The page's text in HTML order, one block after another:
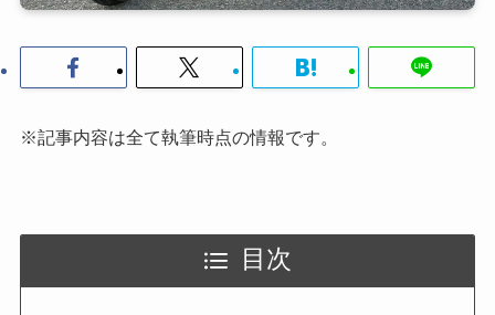
※記事内容は全て執筆時点の情報です。
目次